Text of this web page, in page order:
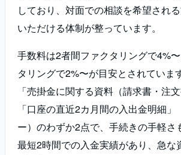
しており、対面での相談を希望され
いただける体制が整っています。
手数料は2者間ファクタリングで4%
タリングで2%〜が目安とされていま
「売掛金に関する資料（請求書・注
「口座の直近2カ月間の入出金明細
ー）のわずか2点で、手続きの手軽さ
最短2時間での入金実績があり、急な